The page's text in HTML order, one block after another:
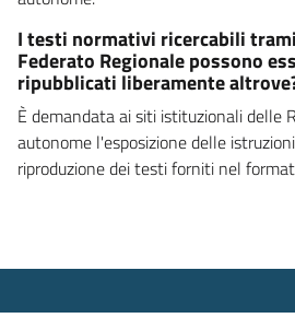
I testi normativi ricercabili
Federato Regionale possono
ripubblicati liberamente
È demandata ai siti istituzionali delle
autonome l'esposizione delle
riproduzione dei testi forniti nel